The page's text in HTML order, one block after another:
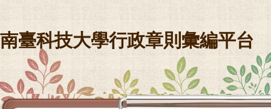
南臺科技大學行政章則彙編平台